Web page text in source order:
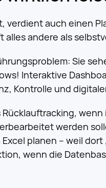
verdient auch einen
alles andere als
Sie
Interaktive
Kontrolle und
wenn
werden
planen – weil dort
wenn die